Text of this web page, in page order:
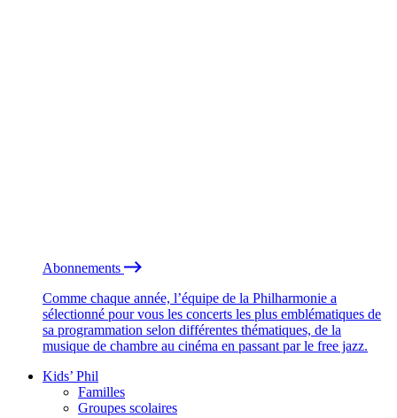
Abonnements
Comme chaque année, l’équipe de la Philharmonie a
sélectionné pour vous les concerts les plus emblématiques de
sa programmation selon différentes thématiques, de la
musique de chambre au cinéma en passant par le free jazz.
Kids’ Phil
Familles
Groupes scolaires